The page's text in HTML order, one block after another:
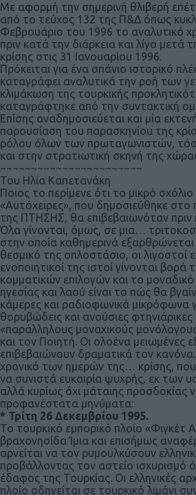
Με αφορμή την σημερινή θλιβερή
από το τεύχος 132 της Π&Δ όπως
Φεβρουάριο του 1996 το αναλυτικό
πριν κατά την διάρκεια και λίγο
κρίσης στις 31 Ιανουαρίου 1996.
Πρόκειται για ένα σπάνιο ιστορικό
καταγράφει αναλυτικά την ροή των
κλιμάκωση της τουρκικής
καταγράφτηκε από την συντακτική
Επίσης αναδημοσιεύεται και μία
παρουσίαση του παρασκηνίου της
ρόλου όλων των πρωταγωνιστών,
και στην στρατιωτική σκηνή της
~~~~~~~~~~~~~~~~~~~~~~~
Του Ηλία Καπετανάκη
Ποιος το περίμενε ότι το μικρό σχόλιο
«Αυτόχειρες», που δημοσιεύθηκε
της ΠΤΗΣΗΣ, θα επιβεβαιωνόταν πριν
Όλα γίνονται, όμως, σε μια…
στην οποία καθημερινά
θεσμικό της οπλοστάσιο, οι λιγοστοί
ενοποιητικοί της ιστοί γίνονται βορά
κομματικών επιλογών και το μοναδικό
ηγεσίας και λαού είναι το πώς θα
κάμερες και ραδιοφωνικά μικρόφωνα
θορυβώδεις και ανούσιες
«παράλληλους μοναχικούς
και τον Ποιητή. Οι ολοένα μειωμένες
επιβεβαιώνουν δραματικά τον
χρονικό των ημερών της… κρίσης, που
να συνιστά ευκαιρία ψυχρής, εκ των
αλλά κυρίως όχι μάταιης προσδοκίας
προφανέστατα μηνύματα:
* Τρίτη 26 Δεκεμβρίου 1995.
Το τουρκικό εμπορικό πλοίο «Φιγκέτ
βραχονησίδα Ίμια και επισήμως
αρνείται να τον ρυμουλκύσουν
προβάλλοντας τον αστείο ισχυρισμό
έδαφος της Τουρκίας. Οι ελληνικές
πλοίο οδηγείται σε τουρκικό λιμάνι